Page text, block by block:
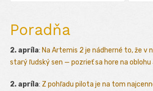
Poradňa
2. apríla: Na Artemis 2 je nádherné to, že v
starý ľudský sen — pozrieť sa hore na oblohu
2. apríla: Z pohľadu pilota je na tom